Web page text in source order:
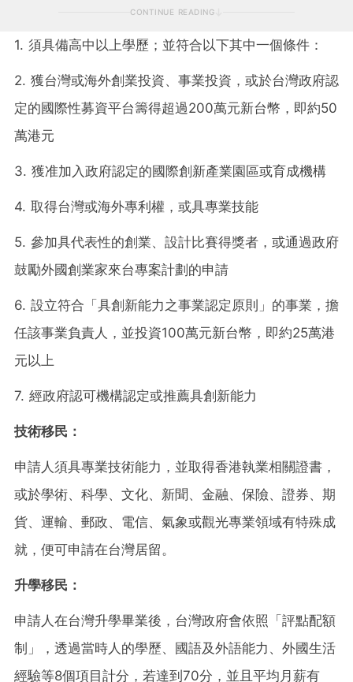
CONTINUE READING
1. 須具備高中以上學歷；並符合以下其中一個條件：
2. 獲台灣或海外創業投資、事業投資，或於台灣政府認
定的國際性募資平台籌得超過200萬元新台幣，即約50
萬港元
3. 獲准加入政府認定的國際創新產業園區或育成機構
4. 取得台灣或海外專利權，或具專業技能
5. 參加具代表性的創業、設計比賽得獎者，或通過政府
鼓勵外國創業家來台專案計劃的申請
6. 設立符合「具創新能力之事業認定原則」的事業，擔
任該事業負責人，並投資100萬元新台幣，即約25萬港
元以上
7. 經政府認可機構認定或推薦具創新能力
技術移民：
申請人須具專業技術能力，並取得香港執業相關證書，
或於學術、科學、文化、新聞、金融、保險、證券、期
貨、運輸、郵政、電信、氣象或觀光專業領域有特殊成
就，便可申請在台灣居留。
升學移民：
申請人在台灣升學畢業後，台灣政府會依照「評點配額
制」，透過當時人的學歷、國語及外語能力、外國生活
經驗等8個項目計分，若達到70分，並且平均月薪有